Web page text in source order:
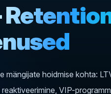
mängijate hoidmise kohta:
VIP-